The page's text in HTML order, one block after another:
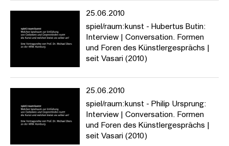
25.06.2010
spiel/raum:kunst - Hubertus Butin:
Interview | Conversation. Formen
und Foren des Künstlergesprächs |
seit Vasari (2010)
25.06.2010
spiel/raum:kunst - Philip Ursprung:
Interview | Conversation. Formen
und Foren des Künstlergesprächs |
seit Vasari (2010)